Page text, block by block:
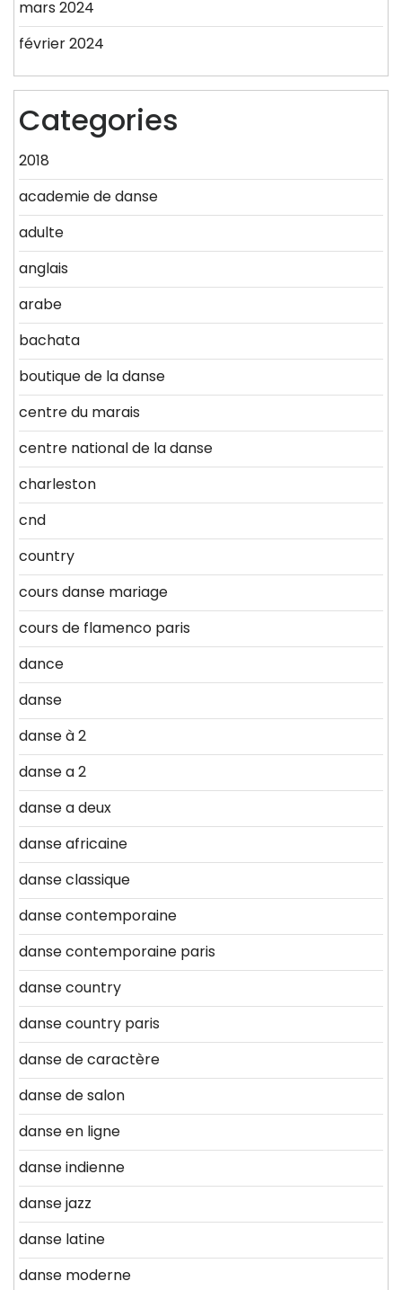
mars 2024
février 2024
Categories
2018
academie de danse
adulte
anglais
arabe
bachata
boutique de la danse
centre du marais
centre national de la danse
charleston
cnd
country
cours danse mariage
cours de flamenco paris
dance
danse
danse à 2
danse a 2
danse a deux
danse africaine
danse classique
danse contemporaine
danse contemporaine paris
danse country
danse country paris
danse de caractère
danse de salon
danse en ligne
danse indienne
danse jazz
danse latine
danse moderne